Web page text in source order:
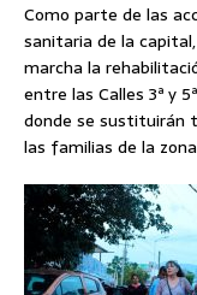
Como parte de las
sanitaria de la
marcha la
entre las Calles 3ª y
donde se sustituirán
las familias de la